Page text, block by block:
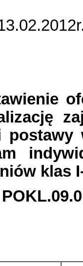
ofert z
klas